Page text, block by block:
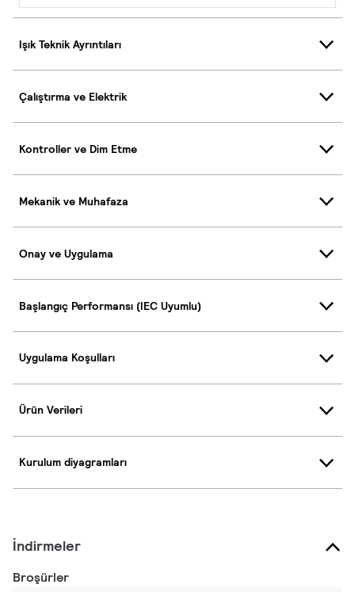
Işık Teknik Ayrıntıları
Çalıştırma ve Elektrik
Kontroller ve Dim Etme
Mekanik ve Muhafaza
Onay ve Uygulama
Başlangıç Performansı (IEC Uyumlu)
Uygulama Koşulları
Ürün Verileri
Kurulum diyagramları
İndirmeler
Broşürler